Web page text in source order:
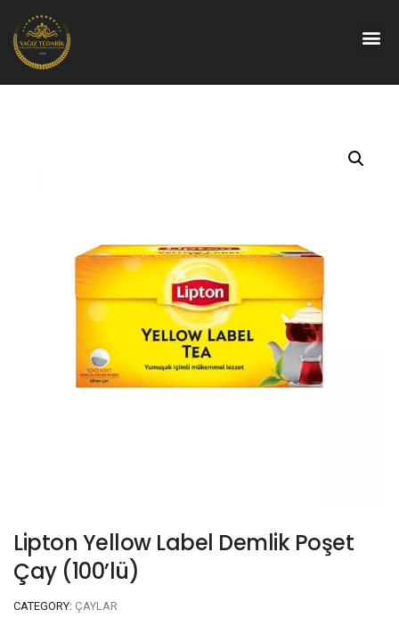
Lipton Yellow Label Demlik Poşet
Çay (100’lü)
CATEGORY: ÇAYLAR